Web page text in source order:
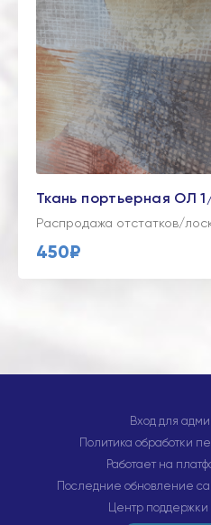
Ткань портьерная ОЛ
Распродажа отстатков/
450₽
Вход для
Политика обработки
Работает на
Последние обновление
Центр поддержки